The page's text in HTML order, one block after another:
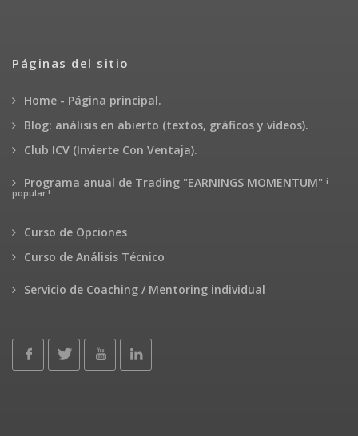
Páginas del sitio
Home - Página principal.
Blog: análisis en abierto (textos, gráficos y vídeos).
Club ICV (Invierte Con Ventaja).
Programa anual de Trading "EARNINGS MOMENTUM" ¡
popular !
Curso de Opciones
Curso de Análisis Técnico
Servicio de Coaching / Mentoring individual